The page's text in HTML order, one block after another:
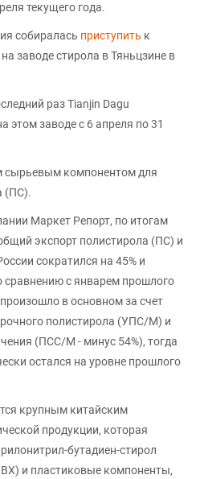
текущего года.
собиралась приступить к
заводе стирола в Тяньцзине в
раз Tianjin Dagu
этом заводе с 6 апреля по 31
сырьевым компонентом для
(ПС).
Маркет Репорт, по итогам
экспорт полистирола (ПС) и
сократился на 45% и
сравнению с январем прошлого
в основном за счет
полистирола (УПС/М) и
(ПСС/М - минус 54%), тогда
остался на уровне прошлого
крупным китайским
продукции, которая
бутадиен-стирол
и пластиковые компоненты,